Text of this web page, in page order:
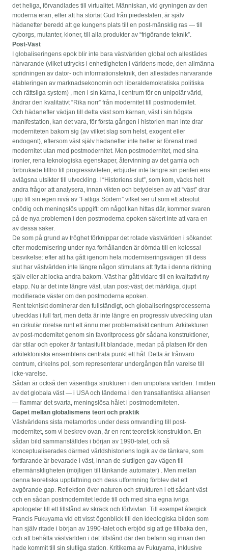
det heliga, förvandlades till virtualitet. Människan, vid gryningen av den
moderna eran, efter att ha störtat Gud från piedestalen, är själv
hädanefter beredd att ge kungens plats till en post-mänsklig ras — till
cyborgs, mutanter, kloner, till alla produkter av “frigörande teknik”.
Post-Väst
I globaliseringens epok blir inte bara västvärlden global och allestädes
närvarande (vilket uttrycks i enhetligheten i världens mode, den allmänna
spridningen av dator- och informationsteknik, den allestädes närvarande
etableringen av marknadsekonomin och liberaldemokratiska politiska
och rättsliga system) , men i sin kärna, i centrum för en unipolär värld,
ändrar den kvalitativt “Rika norr” från modernitet till postmodernitet.
Och hädanefter vädjan till detta väst som kärnan, väst i sin högsta
manifestation, kan det vara, för första gången i historien man inte drar
moderniteten bakom sig (av vilket slag som helst, exogent eller
endogent), eftersom väst själv hädanefter inte heller är förenat med
modernitet utan med postmodernitet. Men postmodernitet, med sina
ironier, rena teknologiska egenskaper, återvinning av det gamla och
förbrukade tilltro till progressiviteten, erbjuder inte längre sin periferi ens
avlägsna utsikter till utveckling. I “Historiens slut”, som kom, väcks helt
andra frågor att analysera, innan vikten och betydelsen av att “väst” drar
upp till sin egen nivå av “Fattiga Södern” vilket ser ut som ett absolut
onödig och meningslös uppgift: om något kan hittas där, kommer svaren
på de nya problemen i den postmoderna epoken säkert inte att vara en
av dessa saker.
De som på grund av tröghet förknippar det rotade västvärlden i sökandet
efter modernisering under nya förhållanden är dömda till en kolossal
besvikelse: efter att ha gått igenom hela moderniseringsvägen till dess
slut har västvärlden inte längre någon stimulans att flytta i denna riktning
själv eller att locka andra bakom. Väst har gått vidare till en kvalitativt ny
etapp. Nu är det inte längre väst, utan post-väst; det märkliga, djupt
modifierade väster om den postmoderna epoken.
Rent tekniskt dominerar den fullständigt, och globaliseringsprocesserna
utvecklas i full fart, men detta är inte längre en progressiv utveckling utan
en cirkulär rörelse runt ett ännu mer problematiskt centrum. Arkitekturen
av post-modernitet genom sin favoritprocess gör sådana konstruktioner,
där stilar och epoker är fantasifullt blandade, medan på platsen för den
arkitektoniska ensemblens centrala punkt ett hål. Detta är frånvaro
centrum, cirkelns pol, som representerar undergången från varelse till
icke-varelse.
Sådan är också den väsentliga strukturen i den unipolära världen. I mitten
av det globala väst — i USA och länderna i den transatlantiska alliansen
— flammar det svarta, meningslösa hålet i postmoderniteten.
Gapet mellan globalismens teori och praktik
Västvärldens sista metamorfos under dess omvandling till post-
modernitet, som vi beskrev ovan, är en rent teoretisk konstruktion. En
sådan bild sammanställdes i början av 1990-talet, och så
konceptualiserades därmed världshistoriens logik av de tänkare, som
fortfarande är bevarade i väst, innan de slutligen gav vägen till
eftermänskligheten (möjligen till tänkande automater) . Men mellan
denna teoretiska uppfattning och dess utformning förblev det ett
avgörande gap. Reflektion över naturen och strukturen i ett sådant väst
och en sådan postmodernitet ledde till och med sina egna ivriga
apologeter till ett tillstånd av skräck och förtvivlan. Till exempel återgick
Francis Fukuyama vid ett visst ögonblick till den ideologiska bilden som
han själv ritade i början av 1990-talet och erbjöd sig att ge tillbaka den,
och att behålla västvärlden i det tillstånd där den befann sig innan den
hade kommit till sin slutliga station. Kritikerna av Fukuyama, inklusive